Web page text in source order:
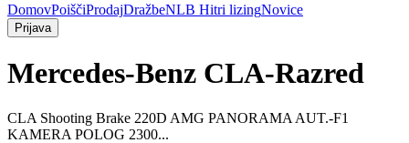
DomovPoiščiProdajDražbeNLB Hitri lizingNovice
Prijava
Mercedes-Benz CLA-Razred
CLA Shooting Brake 220D AMG PANORAMA AUT.-F1
KAMERA POLOG 2300...